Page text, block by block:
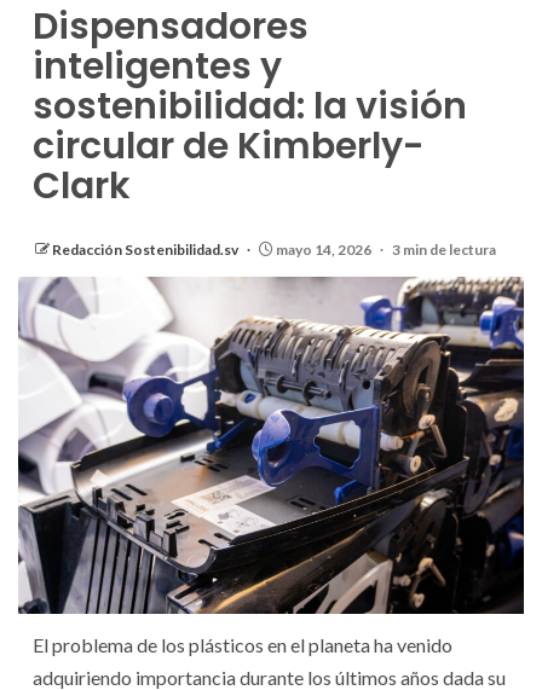
Dispensadores
inteligentes y
sostenibilidad: la visión
circular de Kimberly-
Clark
Redacción Sostenibilidad.sv mayo 14, 2026 3 min de lectura
El problema de los plásticos en el planeta ha venido
adquiriendo importancia durante los últimos años dada su